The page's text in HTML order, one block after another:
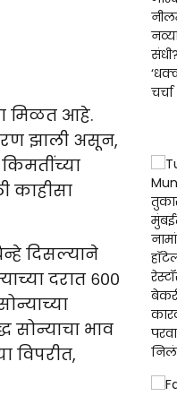
मिळत आहे.
झाली असून,
किमतींच्या
काहीसा
दिसल्याने
दरात ६००
सोन्याचा भाव
विपरीत,